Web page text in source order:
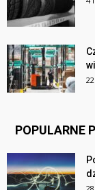
POPULARNE